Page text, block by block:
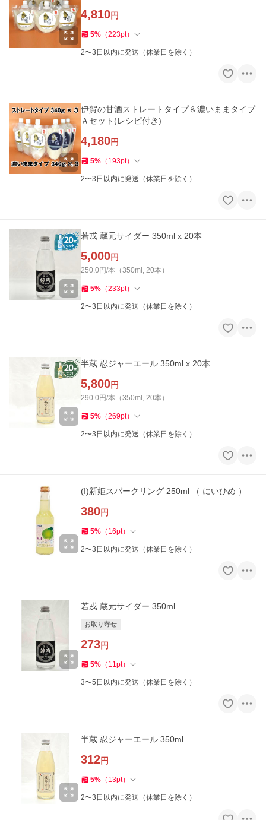
4,810円
5% （223pt）
2〜3日以内に発送（休業日を除く）
伊賀の甘酒ストレートタイプ＆濃いままタイプ
Ａセット(レシピ付き)
4,180円
5% （ 193pt）
2〜3日以内に発送（休業日を除く）
若戎 蔵元サイダー 350ml x 20本
5,000円
250.0円/本（350ml, 20本）
5% （233pt）
2〜3日以内に発送（休業日を除く）
半蔵 忍ジャーエール 350ml x 20本
5,800円
290.0円/本（350ml, 20本）
5% （269pt）
2〜3日以内に発送（休業日を除く）
(I)新姫スパークリング 250ml （ にいひめ ）
380円
5% （ 16pt）
2〜3日以内に発送（休業日を除く）
若戎 蔵元サイダー 350ml
お取り寄せ
273円
5% （ 11pt）
3〜5日以内に発送（休業日を除く）
半蔵 忍ジャーエール 350ml
312円
5% （ 13pt）
2〜3日以内に発送（休業日を除く）